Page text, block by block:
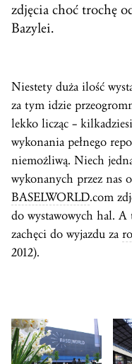
zdjęcia choć trochę
Bazylei.
Niestety duża ilość
za tym idzie
lekko licząc –
wykonania pełnego
niemożliwą. Niech
wykonanych przez nas
BASELWORLD.com
do wystawowych hal.
zachęci do wyjazdu za
2012).